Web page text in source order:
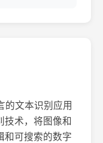
的文本识别应用
技术，将图像和
和可搜索的数字